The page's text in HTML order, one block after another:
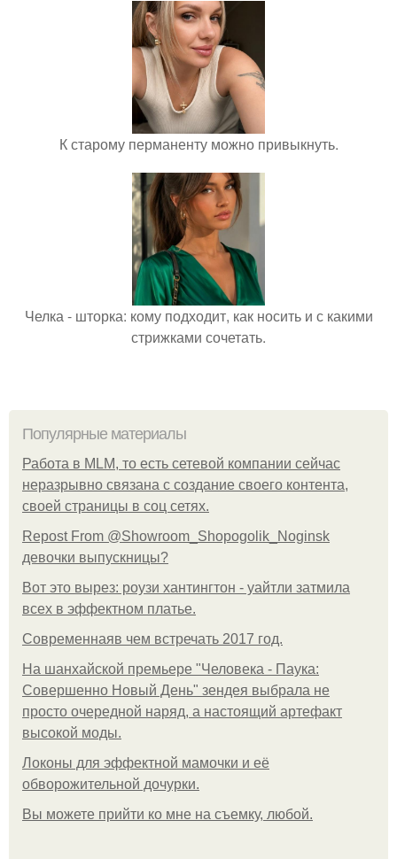
К старому перманенту можно привыкнуть.
Челка - шторка: кому подходит, как носить и с какими
стрижками сочетать.
Популярные материалы
Работа в MLM, то есть сетевой компании сейчас
неразрывно связана с создание своего контента,
своей страницы в соц сетях.
Repost From @Showroom_Shopogolik_Noginsk
девочки выпускницы?
Вот это вырез: роузи хантингтон - уайтли затмила
всех в эффектном платьe.
Современнаяв чем встречать 2017 год.
На шанхайской премьере "Человека - Паука:
Совершенно Новый День" зендея выбрала не
просто очередной наряд, а настоящий артефакт
высокой моды.
Локоны для эффектной мамочки и её
обворожительной дочурки.
Вы можете прийти ко мне на съемку, любой.